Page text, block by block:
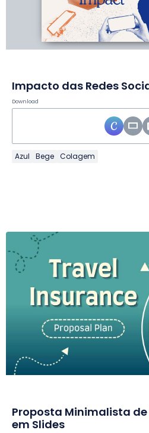
Impacto das Redes
Download
Azul Bege Colagem
Proposta Minimalista
em Slides